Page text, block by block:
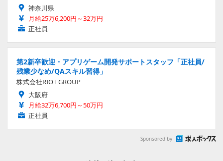
神奈川県
月給25万6,200円～32万円
正社員
第2新卒歓迎・アプリゲーム開発サポートスタッフ「正社員/
残業少なめ/QAスキル習得」
株式会社RIOT GROUP
大阪府
月給32万6,700円～50万円
正社員
Sponsored by